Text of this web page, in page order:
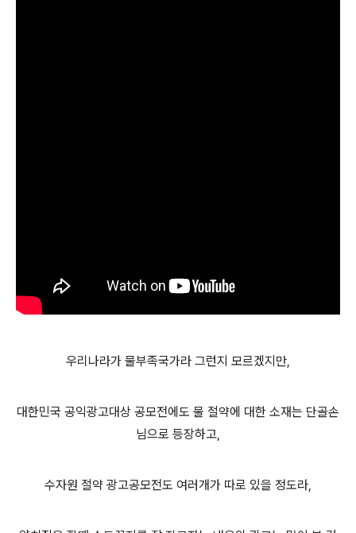
우리나라가 물부족국가라 그런지 모르겠지만,
대한민국 공익광고대상 공모전에도 물 절약에 대한 소재는 단골손
님으로 등장하고,
수자원 절약 광고공모전도 여러개가 따로 있을 정도라,